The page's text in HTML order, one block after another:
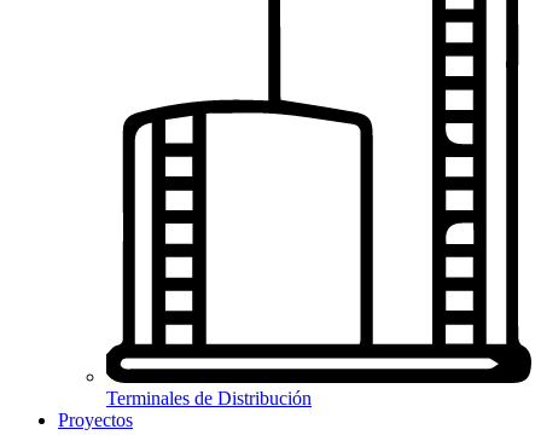
Terminales de Distribución
Proyectos